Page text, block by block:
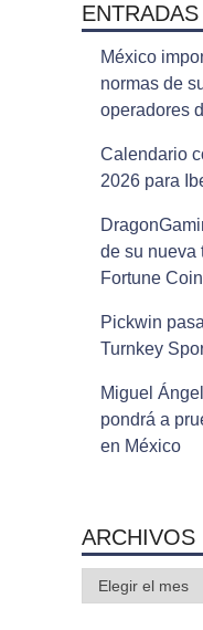
México
normas de
operadores
Calendario
2026 para
de su nueva
Fortune
Pickwin
Turnkey
Miguel
pondrá a
en México
ARCHIVOS
Archivos